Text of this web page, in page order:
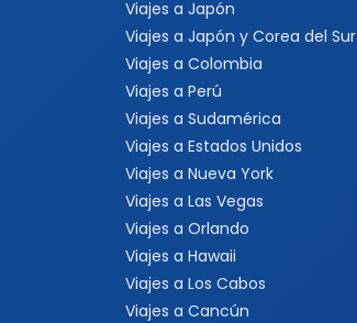
Viajes a Japón
Viajes a Japón y Corea del Sur
Viajes a Colombia
Viajes a Perú
Viajes a Sudamérica
Viajes a Estados Unidos
Viajes a Nueva York
Viajes a Las Vegas
Viajes a Orlando
Viajes a Hawaii
Viajes a Los Cabos
Viajes a Cancún